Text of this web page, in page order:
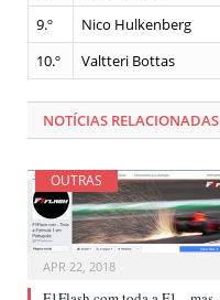
9.º
Nico Hulkenberg
10.º
Valtteri Bottas
NOTÍCIAS RELACIONADAS
OUTRAS
APR 22, 2018